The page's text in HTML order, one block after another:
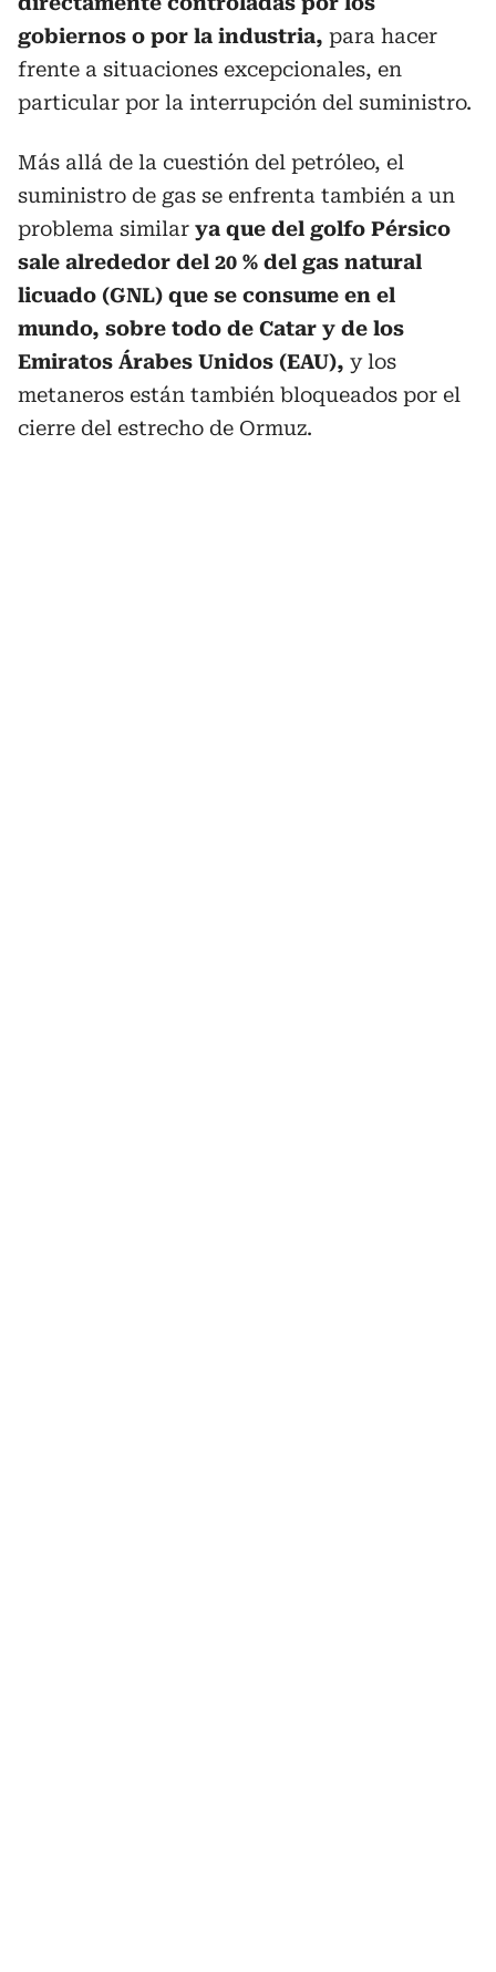
gobiernos o por la industria, para hacer
frente a situaciones excepcionales, en
particular por la interrupción del suministro.
Más allá de la cuestión del petróleo, el
suministro de gas se enfrenta también a un
problema similar ya que del golfo Pérsico
sale alrededor del 20 % del gas natural
licuado (GNL) que se consume en el
mundo, sobre todo de Catar y de los
Emiratos Árabes Unidos (EAU), y los
metaneros están también bloqueados por el
cierre del estrecho de Ormuz.